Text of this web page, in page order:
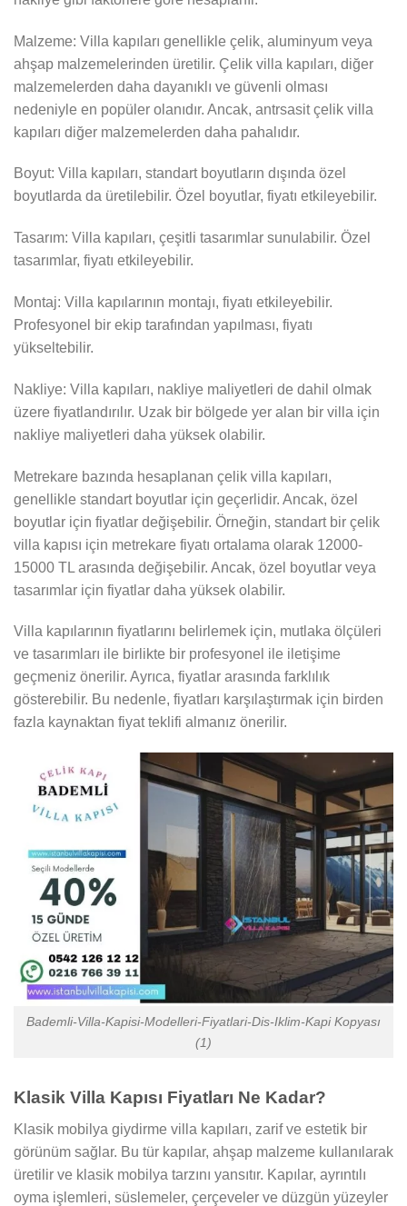
Malzeme: Villa kapıları genellikle çelik, aluminyum veya
ahşap malzemelerinden üretilir. Çelik villa kapıları, diğer
malzemelerden daha dayanıklı ve güvenli olması
nedeniyle en popüler olanıdır. Ancak, antrsasit çelik villa
kapıları diğer malzemelerden daha pahalıdır.
Boyut: Villa kapıları, standart boyutların dışında özel
boyutlarda da üretilebilir. Özel boyutlar, fiyatı etkileyebilir.
Tasarım: Villa kapıları, çeşitli tasarımlar sunulabilir. Özel
tasarımlar, fiyatı etkileyebilir.
Montaj: Villa kapılarının montajı, fiyatı etkileyebilir.
Profesyonel bir ekip tarafından yapılması, fiyatı
yükseltebilir.
Nakliye: Villa kapıları, nakliye maliyetleri de dahil olmak
üzere fiyatlandırılır. Uzak bir bölgede yer alan bir villa için
nakliye maliyetleri daha yüksek olabilir.
Metrekare bazında hesaplanan çelik villa kapıları,
genellikle standart boyutlar için geçerlidir. Ancak, özel
boyutlar için fiyatlar değişebilir. Örneğin, standart bir çelik
villa kapısı için metrekare fiyatı ortalama olarak 12000-
15000 TL arasında değişebilir. Ancak, özel boyutlar veya
tasarımlar için fiyatlar daha yüksek olabilir.
Villa kapılarının fiyatlarını belirlemek için, mutlaka ölçüleri
ve tasarımları ile birlikte bir profesyonel ile iletişime
geçmeniz önerilir. Ayrıca, fiyatlar arasında farklılık
gösterebilir. Bu nedenle, fiyatları karşılaştırmak için birden
fazla kaynaktan fiyat teklifi almanız önerilir.
Bademli-Villa-Kapisi-Modelleri-Fiyatlari-Dis-Iklim-Kapi Kopyası
(1)
Klasik Villa Kapısı Fiyatları Ne Kadar?
Klasik mobilya giydirme villa kapıları, zarif ve estetik bir
görünüm sağlar. Bu tür kapılar, ahşap malzeme kullanılarak
üretilir ve klasik mobilya tarzını yansıtır. Kapılar, ayrıntılı
oyma işlemleri, süslemeler, çerçeveler ve düzgün yüzeyler